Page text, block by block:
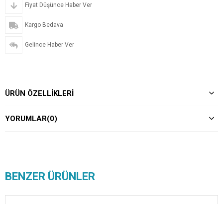
Fiyat Düşünce Haber Ver
Kargo Bedava
Gelince Haber Ver
ÜRÜN ÖZELLIKLERI
YORUMLAR(0)
BENZER ÜRÜNLER